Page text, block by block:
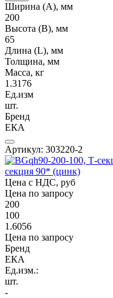
Ширина (А), мм
200
Высота (В), мм
65
Длина (L), мм
Толщина, мм
Масса, кг
1.3176
Ед.изм
шт.
Бренд
ЕКА
Артикул: 303220-2
секция 90* (цинк)
Цена с НДС, руб
Цена по запросу
200
100
1.6056
Цена по запросу
Бренд
ЕКА
Ед.изм.:
шт.
-